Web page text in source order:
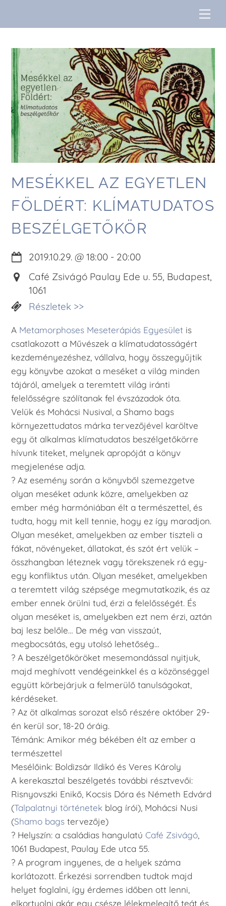
MESÉKKEL AZ EGYETLEN
FÖLDÉRT: KLÍMATUDATOS
BESZÉLGETŐKÖR
2019.10.29. @ 18:00 - 20:00
Café Zsivágó Paulay Ede u. 55, Budapest,
1061
Részletek >>
A Metamorphoses Meseterápiás Egyesület is
csatlakozott a Művészek a klímatudatosságért
kezdeményezéshez, vállalva, hogy összegyűjtik
egy könyvbe azokat a meséket a világ minden
tájáról, amelyek a teremtett világ iránti
felelősségre szólítanak fel évszázadok óta.
Velük és Mohácsi Nusival, a Shamo bags
környezettudatos márka tervezőjével karöltve
egy öt alkalmas klímatudatos beszélgetőkörre
hívunk titeket, melynek apropóját a könyv
megjelenése adja.
? Az esemény során a könyvből szemezgetve
olyan meséket adunk közre, amelyekben az
ember még harmóniában élt a természettel, és
tudta, hogy mit kell tennie, hogy ez így maradjon.
Olyan meséket, amelyekben az ember tiszteli a
fákat, növényeket, állatokat, és szót ért velük –
összhangban léteznek vagy törekszenek rá egy-
egy konfliktus után. Olyan meséket, amelyekben
a teremtett világ szépsége megmutatkozik, és az
ember ennek örülni tud, érzi a felelősségét. És
olyan meséket is, amelyekben ezt nem érzi, aztán
baj lesz belőle… De még van visszaút,
megbocsátás, egy utolsó lehetőség…
? A beszélgetőköröket mesemondással nyitjuk,
majd meghívott vendégeinkkel és a közönséggel
együtt körbejárjuk a felmerülő tanulságokat,
kérdéseket.
? Az öt alkalmas sorozat első részére október 29-
én kerül sor, 18-20 óráig.
Témánk: Amikor még békében élt az ember a
természettel
Mesélőink: Boldizsár Ildikó és Veres Károly
A kerekasztal beszélgetés további résztvevői:
Risnyovszki Enikő, Kocsis Dóra és Németh Edvárd
(Talpalatnyi történetek blog írói), Mohácsi Nusi
(Shamo bags tervezője)
? Helyszín: a családias hangulatú Café Zsivágó,
1061 Budapest, Paulay Ede utca 55.
? A program ingyenes, de a helyek száma
korlátozott. Érkezési sorrendben tudtok majd
helyet foglalni, így érdemes időben ott lenni,
elkortyolni akár egy csésze lélekmelegítő teát és